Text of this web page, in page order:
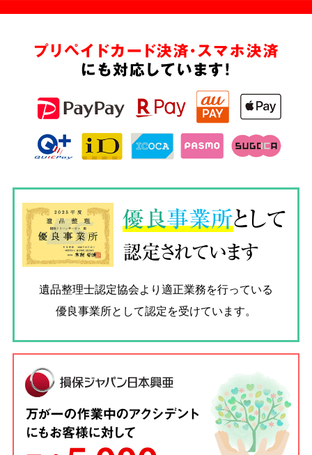
プリペイドカード決済・スマホ決済
にも対応しています!
優良事業所として
認定されています
遺品整理士認定協会より適正業務を行っている
優良事業所として認定を受けています。